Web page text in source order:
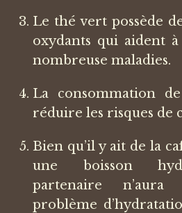
Le thé vert possède
oxydants qui aident
nombreuse maladies.
La consommation
réduire les risques de
Bien qu’il y ait de la
une boisson
partenaire
problème